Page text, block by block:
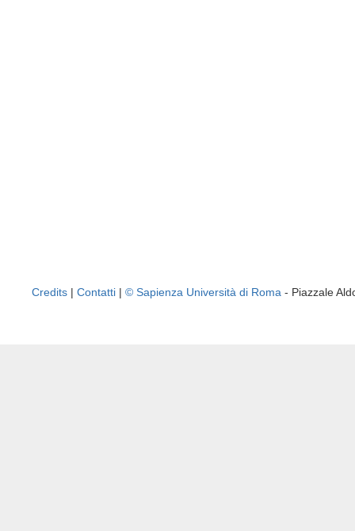
Credits | Contatti | © Sapienza Università di Roma - Piazzale